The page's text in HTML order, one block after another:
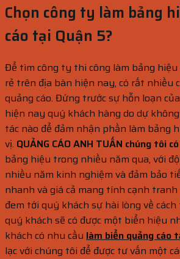
Chọn công ty làm bảng
cáo tại Quận 5?
Để tìm công ty thi công làm bảng hiệu
rẻ trên địa bàn hiện nay, có rất nhiều
quảng cáo. Đứng trước sự hỗn loạn
hiện nay quý khách hàng do dự
tác nào để đảm nhận phần làm bảng
vị. QUẢNG CÁO ANH TUẤN chúng tôi
bảng hiệu trong nhiều năm qua, với
nhiều năm kinh nghiệm và đảm bảo
nhanh và giá cả mang tính cạnh
đem tới quý khách sự hài lòng về
quý khách sẽ có được một biển hiệu
khách có nhu cầu làm biển quảng cáo
lạc với chúng tôi để được tư vấn một